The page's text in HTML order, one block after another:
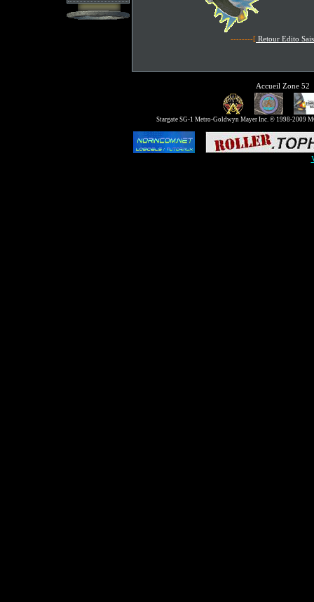
--------[ Retour Edito
Accueil Zone 52
Stargate SG-1 Metro-Goldwyn Mayer Inc. © 1998-2009